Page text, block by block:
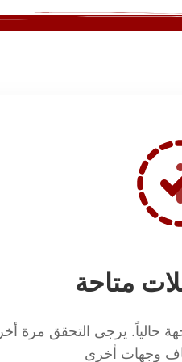
متاحة
حالياً. يرجى التحقق مرة